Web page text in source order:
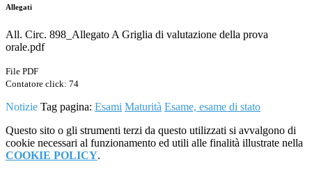
Allegati
All. Circ. 898_Allegato A Griglia di valutazione della prova
orale.pdf
File PDF
Contatore click: 74
Notizie Tag pagina: Esami Maturità Esame, esame di stato
Questo sito o gli strumenti terzi da questo utilizzati si avvalgono di
cookie necessari al funzionamento ed utili alle finalità illustrate nella
COOKIE POLICY.